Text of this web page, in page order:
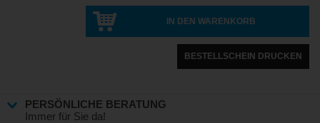
IN DEN WARENKORB
BESTELLSCHEIN DRUCKEN
PERSÖNLICHE BERATUNG
Immer für Sie da!